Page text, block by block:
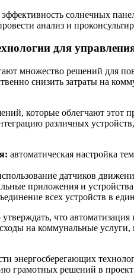
солнечных
анализ и
для
множество решений для
снизить затраты на
которые облегчают этот
различных
автоматическая настройка
датчиков
приложения и
всех устройств в
что
на коммунальные
энергосберегающих
грамотных решений в